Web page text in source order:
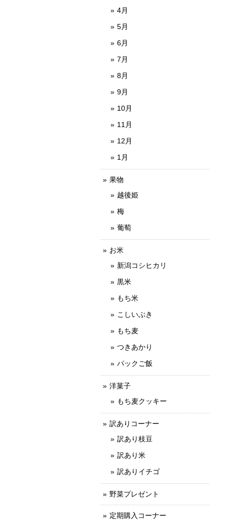
4月
5月
6月
7月
8月
9月
10月
11月
12月
1月
果物
越後姫
梅
葡萄
お米
新潟コシヒカリ
黒米
もち米
こしいぶき
もち麦
つきあかり
パックご飯
洋菓子
もち麦クッキー
訳ありコーナー
訳あり枝豆
訳あり米
訳ありイチゴ
野菜プレゼント
定期購入コーナー